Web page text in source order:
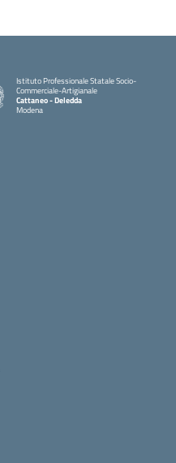
Istituto Professionale Statale Socio-
Commerciale-Artigianale
Cattaneo - Deledda
Modena